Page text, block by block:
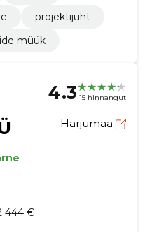
projektijuht
müük
4.3 15 hinnangut
Harjumaa
444 €